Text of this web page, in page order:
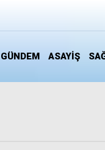
GÜNDEM ASAYİŞ